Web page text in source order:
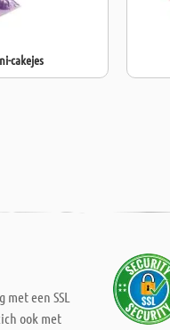
cakejes
een SSL
ook met